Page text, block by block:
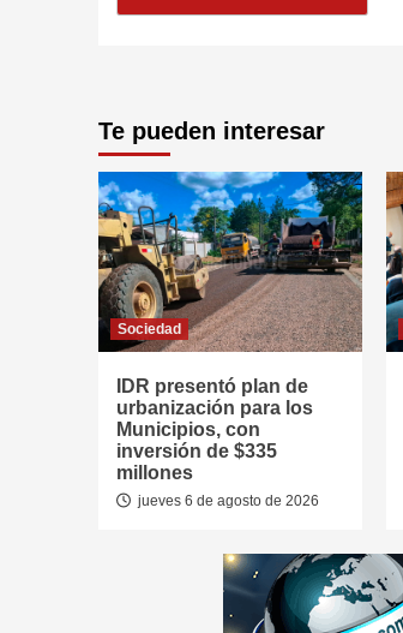
Te pueden interesar
Sociedad
IDR presentó plan de
urbanización para los
Municipios, con
inversión de $335
millones
jueves 6 de agosto de 2026